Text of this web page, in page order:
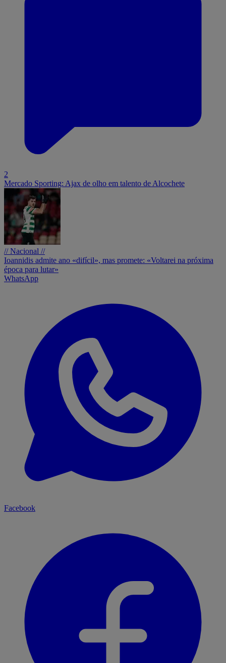
2
Mercado Sporting: Ajax de olho em talento de Alcochete
// Nacional //
Ioannidis admite ano «difícil», mas promete: «Voltarei na próxima
época para lutar»
WhatsApp
Facebook